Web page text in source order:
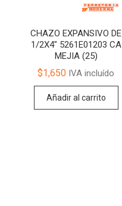
CHAZO EXPANSIVO DE
1/2X4″ 5261E01203 CA
MEJIA (25)
$1,650 IVA incluído
Añadir al carrito